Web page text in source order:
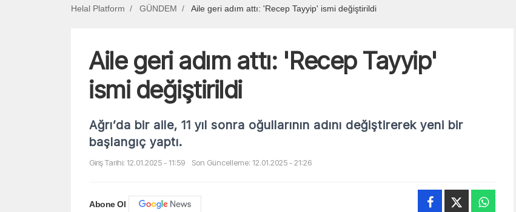
Helal Platform GÜNDEM Aile geri adım attı: 'Recep Tayyip' ismi değiştirildi
Aile geri adım attı: 'Recep Tayyip'
ismi değiştirildi
Ağrı’da bir aile, 11 yıl sonra oğullarının adını değiştirerek yeni bir
başlangıç yaptı.
Giriş Tarihi: 12.01.2025 - 11:59 Son Güncelleme: 12.01.2025 - 21:26
Abone Ol